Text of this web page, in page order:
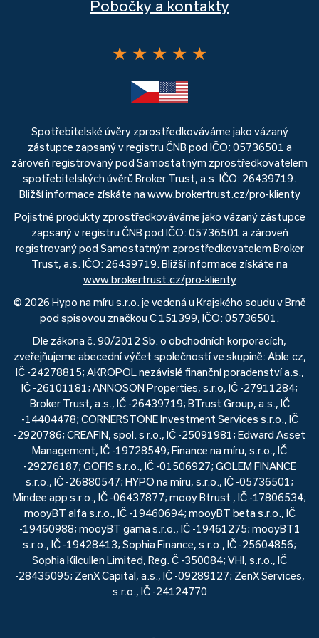
Pobočky a kontakty
★ ★ ★ ★ ★
Spotřebitelské úvěry zprostředkováváme jako vázaný
zástupce zapsaný v registru ČNB pod IČO: 05736501 a
zároveň registrovaný pod Samostatným zprostředkovatelem
spotřebitelských úvěrů Broker Trust, a.s. IČO: 26439719.
Bližší informace získáte na www.brokertrust.cz/pro-klienty
Pojistné produkty zprostředkováváme jako vázaný zástupce
zapsaný v registru ČNB pod IČO: 05736501 a zároveň
registrovaný pod Samostatným zprostředkovatelem Broker
Trust, a.s. IČO: 26439719. Bližší informace získáte na
www.brokertrust.cz/pro-klienty
© 2026 Hypo na míru s.r.o. je vedená u Krajského soudu v Brně
pod spisovou značkou C 151399, IČO: 05736501.
Dle zákona č. 90/2012 Sb. o obchodních korporacích,
zveřejňujeme abecední výčet společností ve skupině: Able.cz,
IČ -24278815; AKROPOL nezávislé finanční poradenství a.s.,
IČ -26101181; ANNOSON Properties, s.r.o, IČ -27911284;
Broker Trust, a.s., IČ -26439719; BTrust Group, a.s., IČ
-14404478; CORNERSTONE Investment Services s.r.o., IČ
-2920786; CREAFIN, spol. s r.o., IČ -25091981; Edward Asset
Management, IČ -19728549; Finance na míru, s.r.o., IČ
-29276187; GOFIS s.r.o., IČ -01506927; GOLEM FINANCE
s.r.o., IČ -26880547; HYPO na míru, s.r.o., IČ -05736501;
Mindee app s.r.o., IČ -06437877; mooy Btrust , IČ -17806534;
mooyBT alfa s.r.o., IČ -19460694; mooyBT beta s.r.o., IČ
-19460988; mooyBT gama s.r.o., IČ -19461275; mooyBT1
s.r.o., IČ -19428413; Sophia Finance, s.r.o., IČ -25604856;
Sophia Kilcullen Limited, Reg. Č -350084; VHI, s.r.o., IČ
-28435095; ZenX Capital, a.s., IČ -09289127; ZenX Services,
s.r.o., IČ -24124770